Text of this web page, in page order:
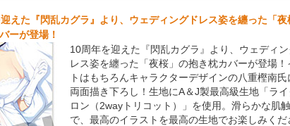
えた『閃乱カグラ』より、ウェディングドレス姿を纏った「夜
ーが登場！
10周年を迎えた『閃乱カグラ』より、ウェディン
レス姿を纏った「夜桜」の抱き枕カバーが登場！
トはもちろんキャラクターデザインの八重樫南氏
両面描き下ろし！生地にA＆J製最高級生地「ライ
ロン（2wayトリコット）」を使用。滑らかな肌
で、最高のイラストを最高の生地でお楽しみくだ